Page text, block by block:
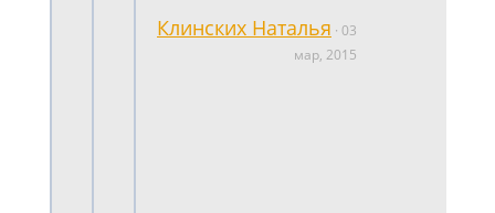
Клинских Наталья · 03
мар, 2015